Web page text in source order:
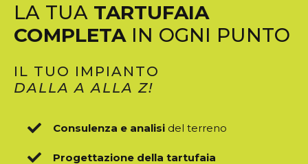
LA TUA TARTUFAIA
COMPLETAIN OGNI PUNTO
IL TUO IMPIANTO
DALLA A ALLA Z!
Consulenza e analisi del terreno
Progettazione della tartufaia